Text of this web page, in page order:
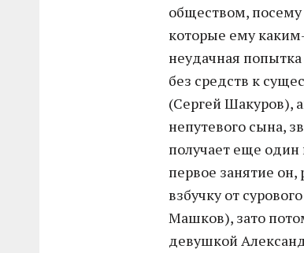
обществом, посему
которые ему
неудачная попытка
без средств к
(Сергей Шакуров),
непутевого сына,
получает еще
первое занятие
взбучку от
Машков), зато
девушкой